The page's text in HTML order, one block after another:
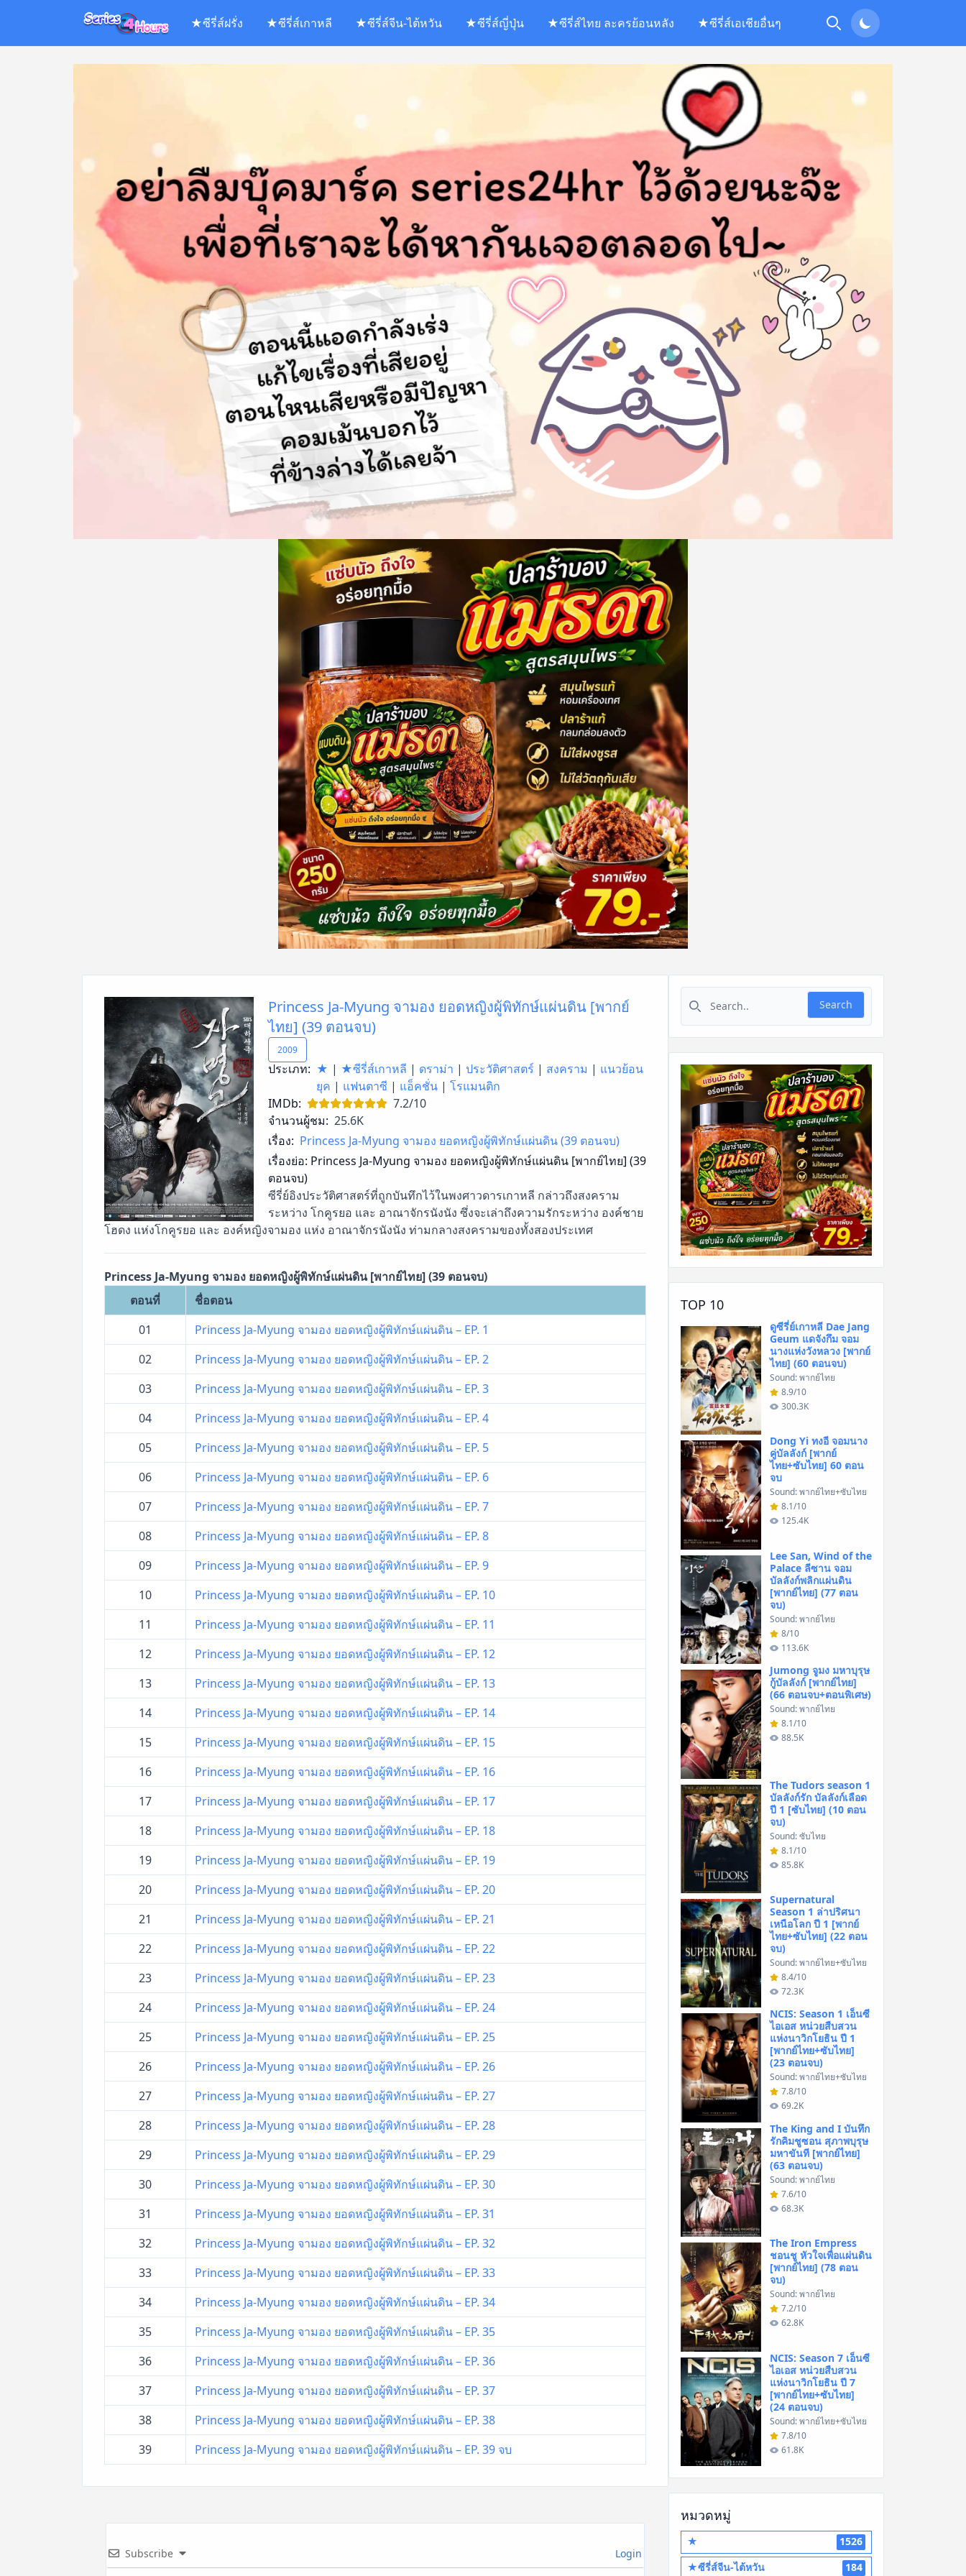
content
Search
★ซีรี่ส์ฝรั่ง ★ซีรี่ส์เกาหลี ★ซีรี่ส์จีน-ไต้หวัน ★ซีรี่ส์ญี่ปุ่น ★ซีรี่ส์ไทย ละครย้อนหลัง ★ซีรี่ส์เอเชียอื่นๆ
Princess Ja-Myung จามอง ยอดหญิงผู้พิทักษ์แผ่นดิน [พากย์
ไทย] (39 ตอนจบ)
2009
ประเภท: ★ | ★ซีรี่ส์เกาหลี | ดราม่า | ประวัติศาสตร์ | สงคราม | แนวย้อน
ยุค | แฟนตาซี | แอ็คชั่น | โรแมนติก
IMDb:
7.2/10
จำนวนผู้ชม: 25.6K
เรื่อง: Princess Ja-Myung จามอง ยอดหญิงผู้พิทักษ์แผ่นดิน (39 ตอนจบ)
เรื่องย่อ: Princess Ja-Myung จามอง ยอดหญิงผู้พิทักษ์แผ่นดิน [พากย์ไทย] (39
ตอนจบ)
ซีรี่ย์อิงประวัติศาสตร์ที่ถูกบันทึกไว้ในพงศาวดารเกาหลี กล่าวถึงสงคราม
ระหว่าง โกคูรยอ และ อาณาจักรนังนัง ซึ่งจะเล่าถึงความรักระหว่าง องค์ชาย
โฮดง แห่งโกคูรยอ และ องค์หญิงจามอง แห่ง อาณาจักรนังนัง ท่ามกลางสงครามของทั้งสองประเทศ
Princess Ja-Myung จามอง ยอดหญิงผู้พิทักษ์แผ่นดิน [พากย์ไทย] (39 ตอนจบ)
ตอนที่
ชื่อตอน
01
Princess Ja-Myung จามอง ยอดหญิงผู้พิทักษ์แผ่นดิน – EP. 1
02
Princess Ja-Myung จามอง ยอดหญิงผู้พิทักษ์แผ่นดิน – EP. 2
03
Princess Ja-Myung จามอง ยอดหญิงผู้พิทักษ์แผ่นดิน – EP. 3
04
Princess Ja-Myung จามอง ยอดหญิงผู้พิทักษ์แผ่นดิน – EP. 4
05
Princess Ja-Myung จามอง ยอดหญิงผู้พิทักษ์แผ่นดิน – EP. 5
06
Princess Ja-Myung จามอง ยอดหญิงผู้พิทักษ์แผ่นดิน – EP. 6
07
Princess Ja-Myung จามอง ยอดหญิงผู้พิทักษ์แผ่นดิน – EP. 7
08
Princess Ja-Myung จามอง ยอดหญิงผู้พิทักษ์แผ่นดิน – EP. 8
09
Princess Ja-Myung จามอง ยอดหญิงผู้พิทักษ์แผ่นดิน – EP. 9
10
Princess Ja-Myung จามอง ยอดหญิงผู้พิทักษ์แผ่นดิน – EP. 10
11
Princess Ja-Myung จามอง ยอดหญิงผู้พิทักษ์แผ่นดิน – EP. 11
12
Princess Ja-Myung จามอง ยอดหญิงผู้พิทักษ์แผ่นดิน – EP. 12
13
Princess Ja-Myung จามอง ยอดหญิงผู้พิทักษ์แผ่นดิน – EP. 13
14
Princess Ja-Myung จามอง ยอดหญิงผู้พิทักษ์แผ่นดิน – EP. 14
15
Princess Ja-Myung จามอง ยอดหญิงผู้พิทักษ์แผ่นดิน – EP. 15
16
Princess Ja-Myung จามอง ยอดหญิงผู้พิทักษ์แผ่นดิน – EP. 16
17
Princess Ja-Myung จามอง ยอดหญิงผู้พิทักษ์แผ่นดิน – EP. 17
18
Princess Ja-Myung จามอง ยอดหญิงผู้พิทักษ์แผ่นดิน – EP. 18
19
Princess Ja-Myung จามอง ยอดหญิงผู้พิทักษ์แผ่นดิน – EP. 19
20
Princess Ja-Myung จามอง ยอดหญิงผู้พิทักษ์แผ่นดิน – EP. 20
21
Princess Ja-Myung จามอง ยอดหญิงผู้พิทักษ์แผ่นดิน – EP. 21
22
Princess Ja-Myung จามอง ยอดหญิงผู้พิทักษ์แผ่นดิน – EP. 22
23
Princess Ja-Myung จามอง ยอดหญิงผู้พิทักษ์แผ่นดิน – EP. 23
24
Princess Ja-Myung จามอง ยอดหญิงผู้พิทักษ์แผ่นดิน – EP. 24
25
Princess Ja-Myung จามอง ยอดหญิงผู้พิทักษ์แผ่นดิน – EP. 25
26
Princess Ja-Myung จามอง ยอดหญิงผู้พิทักษ์แผ่นดิน – EP. 26
27
Princess Ja-Myung จามอง ยอดหญิงผู้พิทักษ์แผ่นดิน – EP. 27
28
Princess Ja-Myung จามอง ยอดหญิงผู้พิทักษ์แผ่นดิน – EP. 28
29
Princess Ja-Myung จามอง ยอดหญิงผู้พิทักษ์แผ่นดิน – EP. 29
30
Princess Ja-Myung จามอง ยอดหญิงผู้พิทักษ์แผ่นดิน – EP. 30
31
Princess Ja-Myung จามอง ยอดหญิงผู้พิทักษ์แผ่นดิน – EP. 31
32
Princess Ja-Myung จามอง ยอดหญิงผู้พิทักษ์แผ่นดิน – EP. 32
33
Princess Ja-Myung จามอง ยอดหญิงผู้พิทักษ์แผ่นดิน – EP. 33
34
Princess Ja-Myung จามอง ยอดหญิงผู้พิทักษ์แผ่นดิน – EP. 34
35
Princess Ja-Myung จามอง ยอดหญิงผู้พิทักษ์แผ่นดิน – EP. 35
36
Princess Ja-Myung จามอง ยอดหญิงผู้พิทักษ์แผ่นดิน – EP. 36
37
Princess Ja-Myung จามอง ยอดหญิงผู้พิทักษ์แผ่นดิน – EP. 37
38
Princess Ja-Myung จามอง ยอดหญิงผู้พิทักษ์แผ่นดิน – EP. 38
39
Princess Ja-Myung จามอง ยอดหญิงผู้พิทักษ์แผ่นดิน – EP. 39 จบ
Subscribe Login
Search for:
Search
TOP 10
ดูซีรี่ย์เกาหลี Dae Jang
Geum แดจังกึม จอม
นางแห่งวังหลวง [พากย์
ไทย] (60 ตอนจบ)
Sound: พากย์ไทย
8.9/10
300.3K
Dong Yi ทงอี จอมนาง
คู่บัลลังก์ [พากย์
ไทย+ซับไทย] 60 ตอน
จบ
Sound: พากย์ไทย+ซับไทย
8.1/10
125.4K
Lee San, Wind of the
Palace ลีซาน จอม
บัลลังก์พลิกแผ่นดิน
[พากย์ไทย] (77 ตอน
จบ)
Sound: พากย์ไทย
8/10
113.6K
Jumong จูมง มหาบุรุษ
กู้บัลลังก์ [พากย์ไทย]
(66 ตอนจบ+ตอนพิเศษ)
Sound: พากย์ไทย
8.1/10
88.5K
The Tudors season 1
บัลลังก์รัก บัลลังก์เลือด
ปี 1 [ซับไทย] (10 ตอน
จบ)
Sound: ซับไทย
8.1/10
85.8K
Supernatural
Season 1 ล่าปริศนา
เหนือโลก ปี 1 [พากย์
ไทย+ซับไทย] (22 ตอน
จบ)
Sound: พากย์ไทย+ซับไทย
8.4/10
72.3K
NCIS: Season 1 เอ็นซี
ไอเอส หน่วยสืบสวน
แห่งนาวิกโยธิน ปี 1
[พากย์ไทย+ซับไทย]
(23 ตอนจบ)
Sound: พากย์ไทย+ซับไทย
7.8/10
69.2K
The King and I บันทึก
รักคิมชูซอน สุภาพบุรุษ
มหาขันที [พากย์ไทย]
(63 ตอนจบ)
Sound: พากย์ไทย
7.6/10
68.3K
The Iron Empress
ชอนชู หัวใจเพื่อแผ่นดิน
[พากย์ไทย] (78 ตอน
จบ)
Sound: พากย์ไทย
7.2/10
62.8K
NCIS: Season 7 เอ็นซี
ไอเอส หน่วยสืบสวน
แห่งนาวิกโยธิน ปี 7
[พากย์ไทย+ซับไทย]
(24 ตอนจบ)
Sound: พากย์ไทย+ซับไทย
7.8/10
61.8K
หมวดหมู่
★
1526
★ซีรี่ส์จีน-ไต้หวัน
184